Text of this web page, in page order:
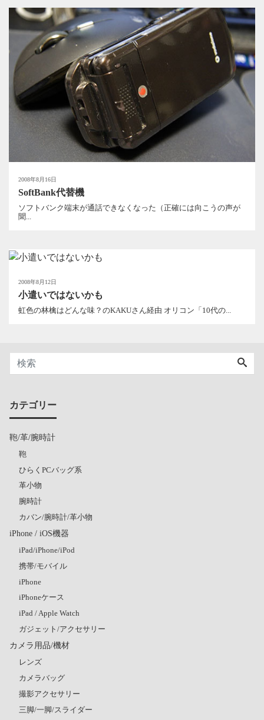
2008年8月16日
SoftBank代替機
ソフトバンク端末が通話できなくなった（正確には向こうの声が
聞...
2008年8月12日
小遣いではないかも
虹色の林檎はどんな味？のKAKUさん経由 オリコン「10代の...
カテゴリー
鞄/革/腕時計
鞄
ひらくPCバッグ系
革小物
腕時計
カバン/腕時計/革小物
iPhone / iOS機器
iPad/iPhone/iPod
携帯/モバイル
iPhone
iPhoneケース
iPad / Apple Watch
ガジェット/アクセサリー
カメラ用品/機材
レンズ
カメラバッグ
撮影アクセサリー
三脚/一脚/スライダー